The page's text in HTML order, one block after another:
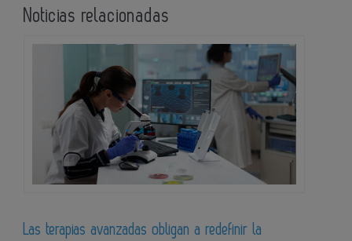
Noticias relacionadas
Las terapias avanzadas obligan a redefinir la